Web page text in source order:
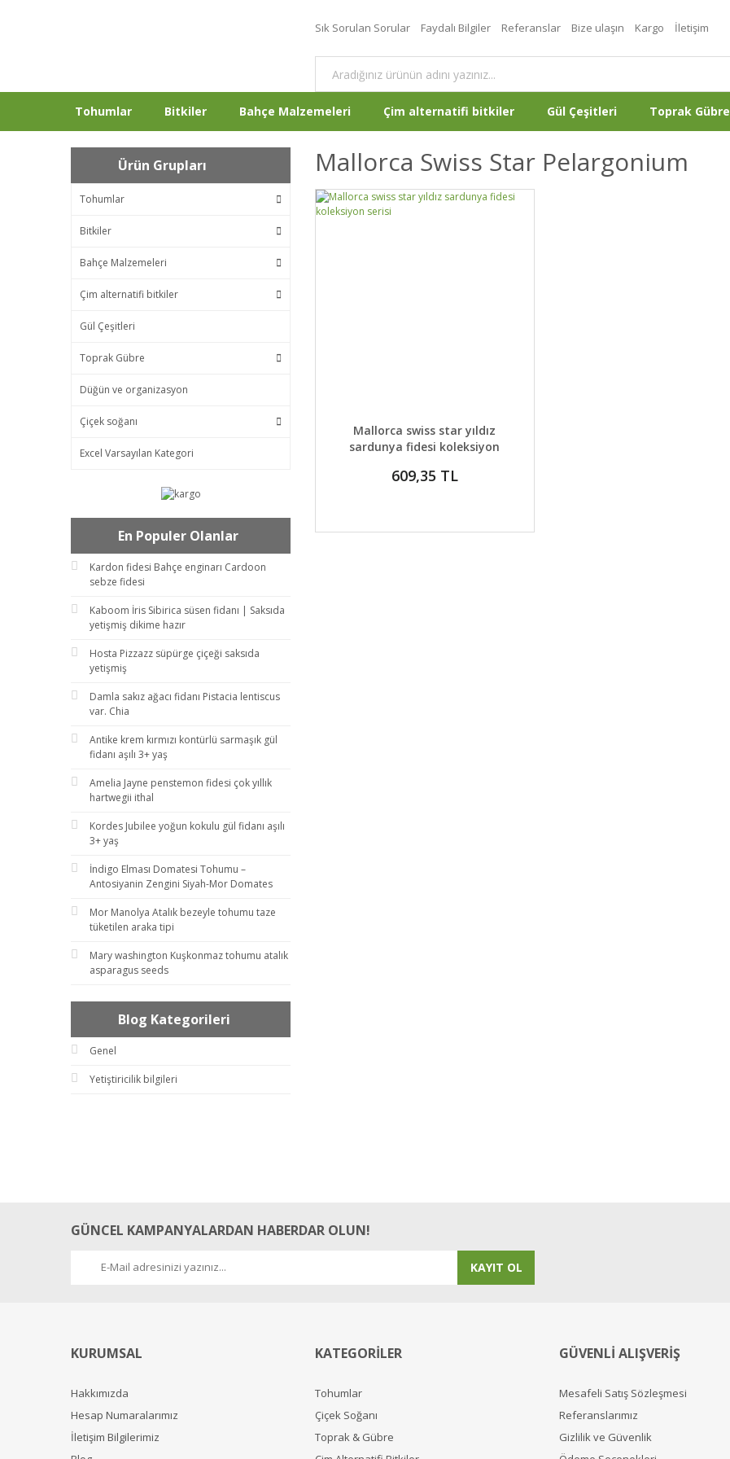
Sık Sorulan Sorular Faydalı Bilgiler Referanslar Bize ulaşın Kargo İletişim
Tohumlar Bitkiler Bahçe Malzemeleri Çim alternatifi bitkiler Gül Çeşitleri Toprak Gübre
Ürün Grupları
Tohumlar
Bitkiler
Bahçe Malzemeleri
Çim alternatifi bitkiler
Gül Çeşitleri
Toprak Gübre
Düğün ve organizasyon
Çiçek soğanı
Excel Varsayılan Kategori
En Populer Olanlar
Kardon fidesi Bahçe enginarı Cardoon
sebze fidesi
Kaboom İris Sibirica süsen fidanı | Saksıda
yetişmiş dikime hazır
Hosta Pizzazz süpürge çiçeği saksıda
yetişmiş
Damla sakız ağacı fidanı Pistacia lentiscus
var. Chia
Antike krem kırmızı kontürlü sarmaşık gül
fidanı aşılı 3+ yaş
Amelia Jayne penstemon fidesi çok yıllık
hartwegii ithal
Kordes Jubilee yoğun kokulu gül fidanı aşılı
3+ yaş
İndigo Elması Domatesi Tohumu –
Antosiyanin Zengini Siyah-Mor Domates
Mor Manolya Atalık bezeyle tohumu taze
tüketilen araka tipi
Mary washington Kuşkonmaz tohumu atalık
asparagus seeds
Blog Kategorileri
Genel
Yetiştiricilik bilgileri
Mallorca Swiss Star Pelargonium
DETAYLAR GELİNCE HABER VER
Mallorca swiss star yıldız
sardunya fidesi koleksiyon
609,35 TL
GÜNCEL KAMPANYALARDAN HABERDAR OLUN!
KAYIT OL
KURUMSAL
Hakkımızda
Hesap Numaralarımız
İletişim Bilgilerimiz
KATEGORİLER
Tohumlar
Çiçek Soğanı
Toprak & Gübre
GÜVENLİ ALIŞVERİŞ
Mesafeli Satış Sözleşmesi
Referanslarımız
Gizlilik ve Güvenlik